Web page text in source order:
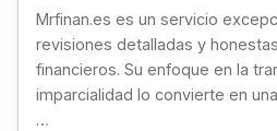
Mrfinan.es es un servicio
revisiones detalladas y
financieros. Su enfoque en la
imparcialidad lo convierte en
…